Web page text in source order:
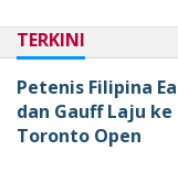
TERKINI
Petenis Filipina
dan Gauff Laju
Toronto Open